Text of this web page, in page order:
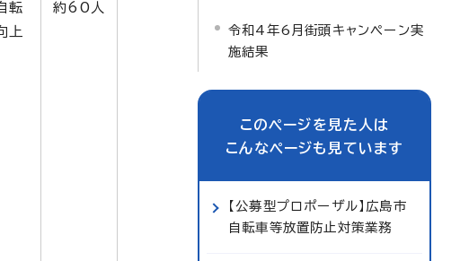
転
上
約60人
令和4年6月街頭キャンペーン実
施結果
このページを見た人は
こんなページも見ています
【公募型プロポーザル】広島市
自転車等放置防止対策業務